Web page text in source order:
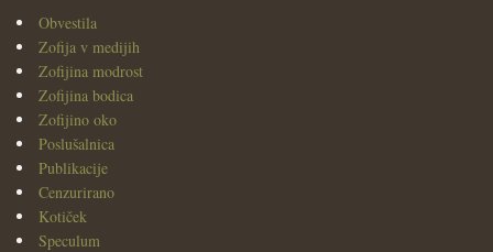
Obvestila
Zofija v medijih
Zofijina modrost
Zofijina bodica
Zofijino oko
Poslušalnica
Publikacije
Cenzurirano
Kotiček
Speculum